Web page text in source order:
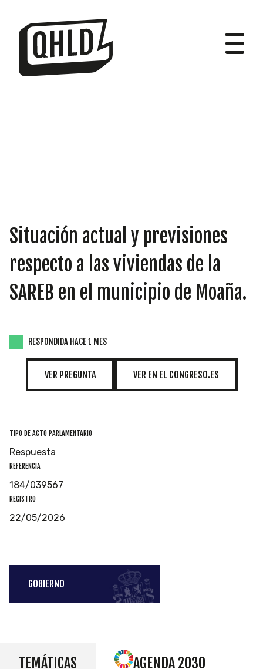
INICIATIVAS
TEMÁTICAS
Situación actual y previsiones
respecto a las viviendas de la
SAREB en el municipio de Moaña.
RESPONDIDA HACE 1 MES
VER PREGUNTA VER EN EL CONGRESO.ES
TIPO DE ACTO PARLAMENTARIO
Respuesta
REFERENCIA
184/039567
REGISTRO
22/05/2026
GOBIERNO
TEMÁTICAS AGENDA 2030